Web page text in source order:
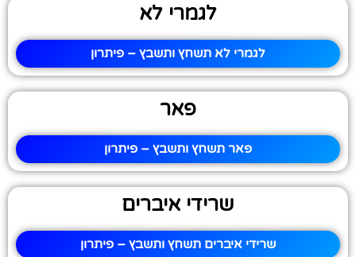
לגמרי לא
לגמרי לא תשחץ ותשבץ – פיתרון
פאר
פאר תשחץ ותשבץ – פיתרון
שרידי איברים
שרידי איברים תשחץ ותשבץ – פיתרון